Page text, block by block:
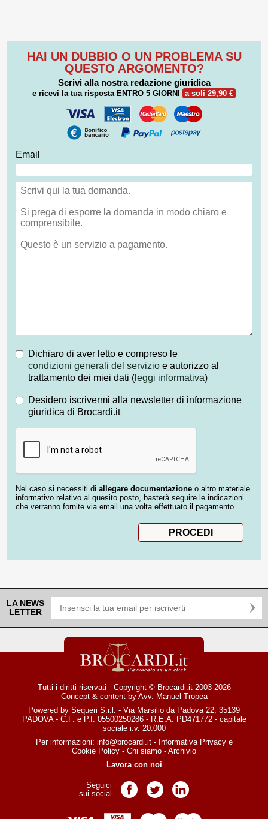
HAI UN DUBBIO O UN PROBLEMA SU
QUESTO ARGOMENTO?
Scrivi alla nostra redazione giuridica
e ricevi la tua risposta ENTRO 5 GIORNI a soli 29,90 €
Email
Dichiaro di aver letto e compreso le
condizioni generali del servizio e autorizzo al
trattamento dei miei dati ( leggi informativa)
Desidero iscrivermi alla newsletter di informazione
giuridica di Brocardi.it
Nel caso si necessiti di allegare documentazione o altro materiale
informativo relativo al quesito posto, basterà seguire le indicazioni
che verranno fornite via email una volta effettuato il pagamento.
LA NEWS
LETTER
Tutti i diritti riservati - Copyright © Brocardi.it 2003-2026
Concept & content by Avv. Manuel Tropea
Powered by Sequeri S.r.l. - Via Marsilio da Padova 22, 35139
PADOVA - C.F. e P.I. 05500250286 - R.E.A. PD471772 - capitale
sociale i.v. 20.000
Per informazioni: info@brocardi.it- Informativa Privacye
Cookie Policy - Chi siamo - Archivio
Lavora con noi
Seguici
sui social
Pagina Facebook
Pagina TwitterPagina LinkedIn